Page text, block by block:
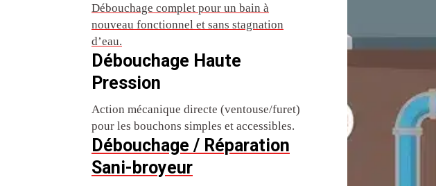
Débouchage complet pour un bain à
nouveau fonctionnel et sans stagnation
d’eau.
Débouchage Haute
Pression
Action mécanique directe (ventouse/furet)
pour les bouchons simples et accessibles.
Débouchage / Réparation
Sani-broyeur